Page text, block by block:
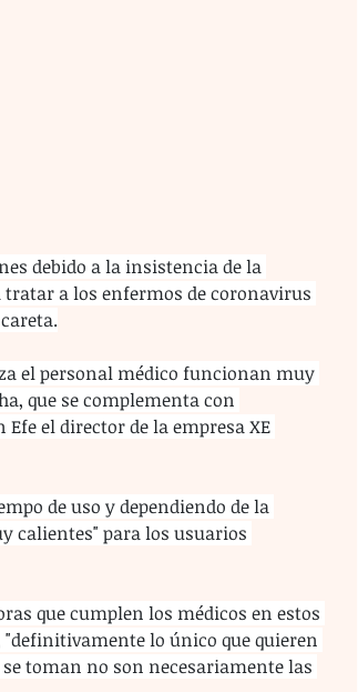
debido a la insistencia de la
a los enfermos de coronavirus
el personal médico funcionan muy
que se complementa con
el director de la empresa XE
de uso y dependiendo de la
calientes" para los usuarios
que cumplen los médicos en estos
lo único que quieren
se toman no son necesariamente las